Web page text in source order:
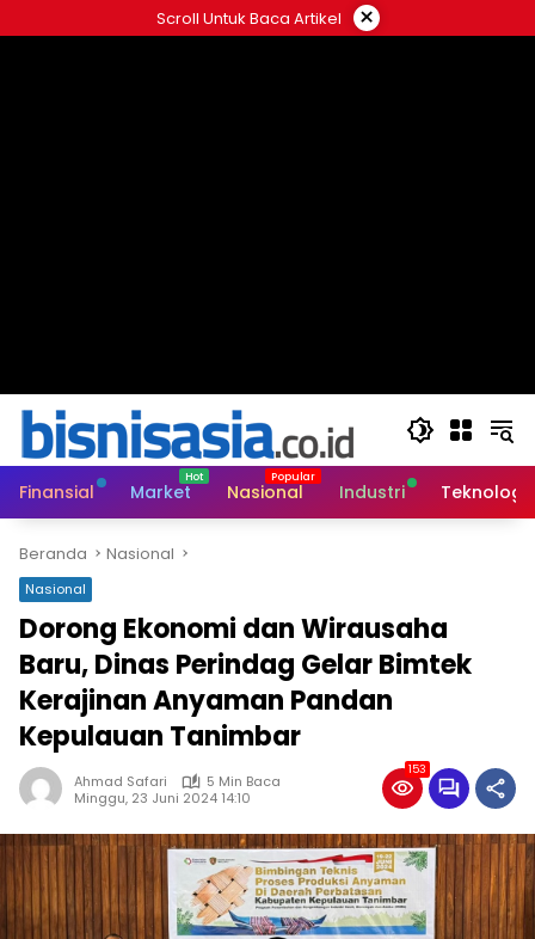
ke
Scroll Untuk Baca Artikel ×
Finansial Market Nasional Industri Teknologi
Beranda Nasional
Nasional
Dorong Ekonomi dan Wirausaha
Baru, Dinas Perindag Gelar Bimtek
Kerajinan Anyaman Pandan
Kepulauan Tanimbar
Ahmad Safari
5 Min Baca
Minggu, 23 Juni 2024 14:10
153